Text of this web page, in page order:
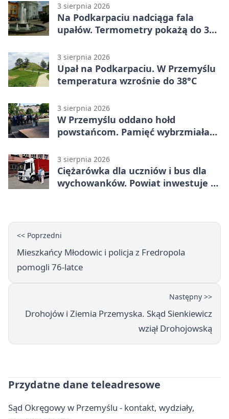
3 sierpnia 2026
Na Podkarpaciu nadciąga fala
upałów. Termometry pokażą do 36
3 sierpnia 2026
Upał na Podkarpaciu. W Przemyślu
temperatura wzrośnie do 38°C
3 sierpnia 2026
W Przemyślu oddano hołd
powstańcom. Pamięć wybrzmiała
3 sierpnia 2026
Ciężarówka dla uczniów i bus dla
wychowanków. Powiat inwestuje w
<< Poprzedni
Mieszkańcy Młodowic i policja z Fredropola
pomogli 76-latce
Następny >>
Drohojów i Ziemia Przemyska. Skąd Sienkiewicz
wziął Drohojowską
Przydatne dane teleadresowe
Sąd Okręgowy w Przemyślu - kontakt, wydziały,